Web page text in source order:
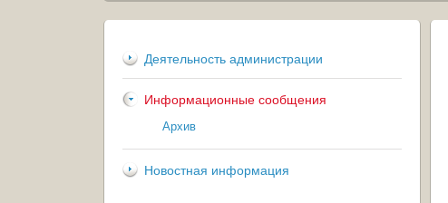
Деятельность администрации
Информационные сообщения
Архив
Новостная информация